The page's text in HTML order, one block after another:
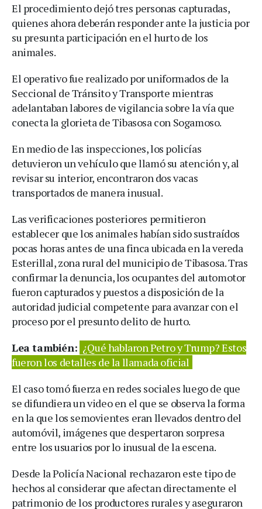
El procedimiento dejó tres personas capturadas,
quienes ahora deberán responder ante la justicia por
su presunta participación en el hurto de los
animales.
El operativo fue realizado por uniformados de la
Seccional de Tránsito y Transporte mientras
adelantaban labores de vigilancia sobre la vía que
conecta la glorieta de Tibasosa con Sogamoso.
En medio de las inspecciones, los policías
detuvieron un vehículo que llamó su atención y, al
revisar su interior, encontraron dos vacas
transportados de manera inusual.
Las verificaciones posteriores permitieron
establecer que los animales habían sido sustraídos
pocas horas antes de una finca ubicada en la vereda
Esterillal, zona rural del municipio de Tibasosa. Tras
confirmar la denuncia, los ocupantes del automotor
fueron capturados y puestos a disposición de la
autoridad judicial competente para avanzar con el
proceso por el presunto delito de hurto.
Lea también: ¿Qué hablaron Petro y Trump? Estos
fueron los detalles de la llamada oficial
El caso tomó fuerza en redes sociales luego de que
se difundiera un video en el que se observa la forma
en la que los semovientes eran llevados dentro del
automóvil, imágenes que despertaron sorpresa
entre los usuarios por lo inusual de la escena.
Desde la Policía Nacional rechazaron este tipo de
hechos al considerar que afectan directamente el
patrimonio de los productores rurales y aseguraron